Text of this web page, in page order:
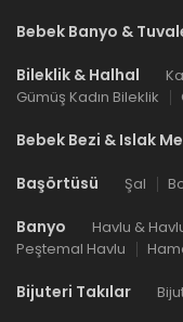
Bebek Banyo &
Bileklik & Halhal
Gümüş Kadın Bileklik
Bebek Bezi & Islak
Başörtüsü Şal
Banyo Havlu &
Peştemal Havlu
Bijuteri Takılar